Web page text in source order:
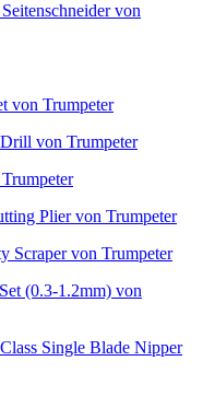
von
von Trumpeter
von Trumpeter
Plier von Trumpeter
Scraper von Trumpeter
(0.3-1.2mm) von
Single Blade Nipper